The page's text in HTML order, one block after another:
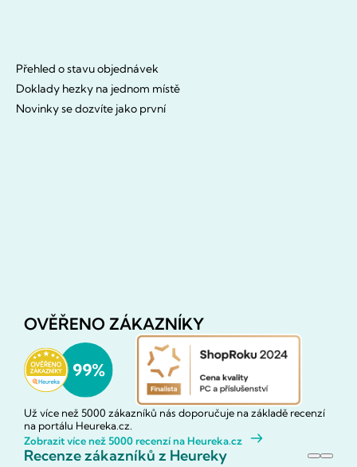
Přehled o stavu objednávek
Doklady hezky na jednom místě
Novinky se dozvíte jako první
OVĚŘENO ZÁKAZNÍKY
Už více než 5000 zákazníků nás doporučuje na základě recenzí
na portálu Heureka.cz.
Zobrazit více než 5000 recenzí na Heureka.cz
Recenze zákazníků z Heureky